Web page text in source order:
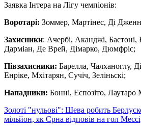
Заявка Інтера на Лігу чемпіонів:
Воротарі: Зоммер, Мартінес, Ді
Захисники: Ачербі, Аканджі, Бастоні,
Дарміан, Де Врей, Дімарко, Дюмфріс;
Півзахисники: Барелла, Чалханоглу,
Енріке, Мхітарян, Сучіч, Зеліньскі;
Нападники: Бонні, Еспозіто,
Золоті "нульові": Шева робить
мільйон, як Срна відповів на гол